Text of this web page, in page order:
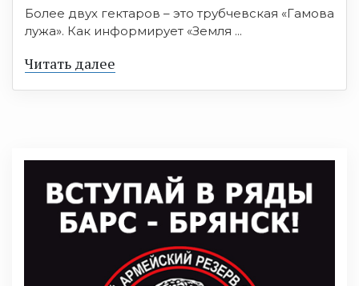
Более двух гектаров – это трубчевская «Гамова
лужа». Как информирует «Земля ...
Читать далее